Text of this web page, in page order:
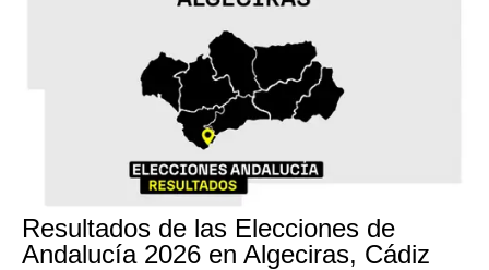
Resultados de las Elecciones de
Andalucía 2026 en Algeciras, Cádiz